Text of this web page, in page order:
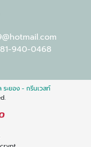
940-0468
ระยอง - กรีนเวสท์